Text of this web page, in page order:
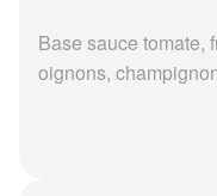
Base sauce tomate,
oignons,